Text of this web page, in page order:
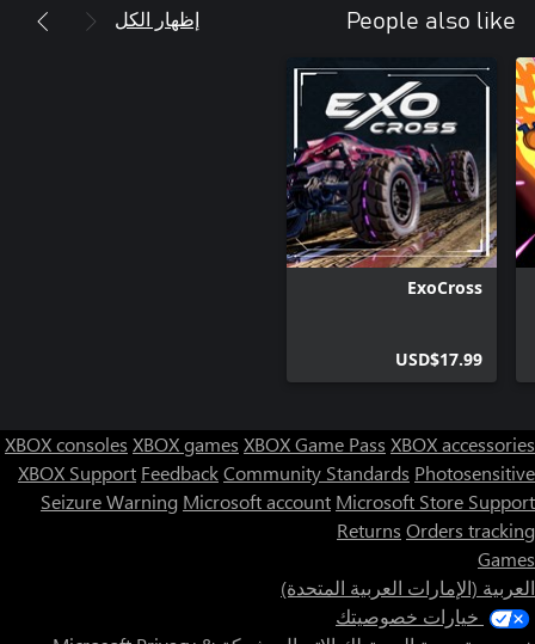
People also like إظهار الكل
ExoCross
USD$17.99
XBOX consoles XBOX games XBOX Game Pass XBOX accessories
XBOX Support FeedbackCommunity Standards Photosensitive
Seizure Warning Microsoft account Microsoft Store Support
Returns Orders tracking
Games
العربية (الإمارات العربية المتحدة)
خيارات خصوصيتك